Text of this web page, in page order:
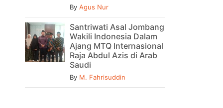
By Agus Nur
Santriwati Asal Jombang
Wakili Indonesia Dalam
Ajang MTQ Internasional
Raja Abdul Azis di Arab
Saudi
By M. Fahrisuddin